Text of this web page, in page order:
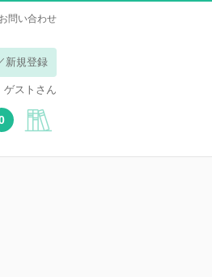
お問い合わせ
新規登録
ゲストさん